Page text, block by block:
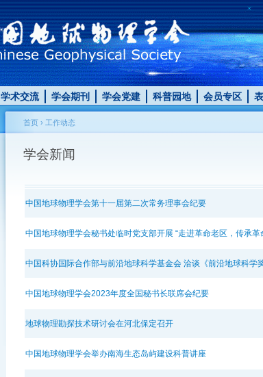
学术交流 学会期刊 学会党建 科普园地 会员专区
首页 › 工作动态
学会新闻
中国地球物理学会第十一届第二次常务理事会纪要
中国地球物理学会秘书处临时党支部开展 “走进革命老区，传承革
中国科协国际合作部与前沿地球科学基金会 洽谈《前沿地球科学
中国地球物理学会2023年度全国秘书长联席会纪要
地球物理勘探技术研讨会在河北保定召开
中国地球物理学会举办南海生态岛屿建设科普讲座